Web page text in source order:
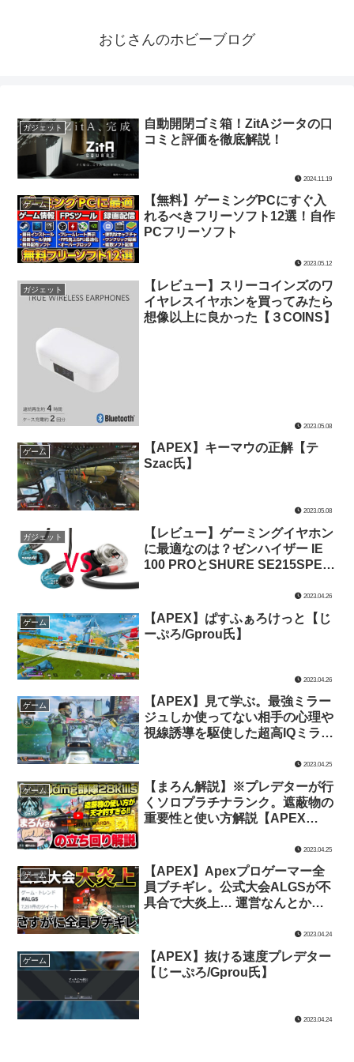
おじさんのホビーブログ
ガジェット
自動開閉ゴミ箱！ZitAジータの口
コミと評価を徹底解説！
2024.11.19
ゲーム
【無料】ゲーミングPCにすぐ入
れるべきフリーソフト12選！自作
PCフリーソフト
2023.05.12
ガジェット
【レビュー】スリーコインズのワ
イヤレスイヤホンを買ってみたら
想像以上に良かった【３COINS】
2023.05.08
ゲーム
【APEX】キーマウの正解【テ
Szac氏】
2023.05.08
ガジェット
【レビュー】ゲーミングイヤホン
に最適なのは？ゼンハイザー IE
100 PROとSHURE SE215SPE-A
みた【ゲーミングイヤホン】2023.04.26
ゲーム
【APEX】ぱすふぁろけっと【じ
ーぷろ/Gprou氏】
2023.04.26
ゲーム
【APEX】見て学ぶ。最強ミラー
ジュしか使ってない相手の心理や
視線誘導を駆使した超高IQミラー
2023.04.25
ゲーム
【まろん解説】※プレデターが行
くソロプラチナランク。遮蔽物の
重要性と使い方解説【APEX
2023.04.25
ゲーム
【APEX】Apexプロゲーマー全
員ブチギレ。公式大会ALGSが不
具合で大炎上… 運営なんとかし
2023.04.24
ゲーム
【APEX】抜ける速度プレデター
【じーぷろ/Gprou氏】
2023.04.24